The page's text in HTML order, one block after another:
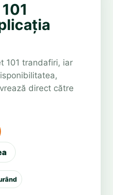
101 trandafiri, iar
direct către